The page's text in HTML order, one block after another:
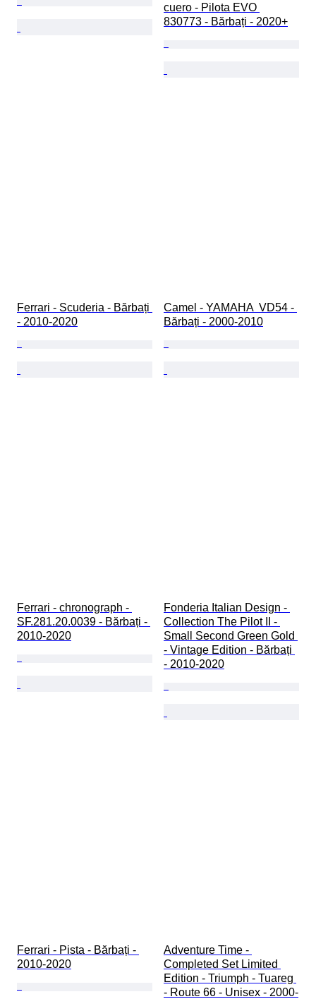
cuero - Pilota EVO
830773 - Bărbați - 2020+
Ferrari - Scuderia - Bărbați
- 2010-2020
Camel - YAMAHA  VD54 -
Bărbați - 2000-2010
Ferrari - chronograph -
SF.281.20.0039 - Bărbați -
2010-2020
Fonderia Italian Design -
Collection The Pilot II -
Small Second Green Gold
- Vintage Edition - Bărbați
- 2010-2020
Ferrari - Pista - Bărbați -
2010-2020
Adventure Time -
Completed Set Limited
Edition - Triumph - Tuareg
- Route 66 - Unisex - 2000-